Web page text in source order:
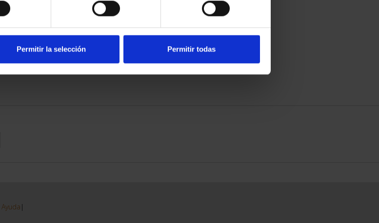
Permitir la selección Permitir todas
Ayuda |